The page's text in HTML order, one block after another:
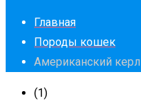
Главная
Породы кошек
Американский керл
(1)